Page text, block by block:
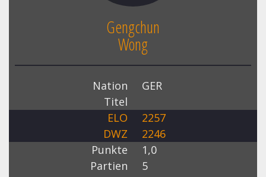
Gengchun
Wong
Nation
GER
Titel
ELO
2257
DWZ
2246
Punkte
1,0
Partien
5